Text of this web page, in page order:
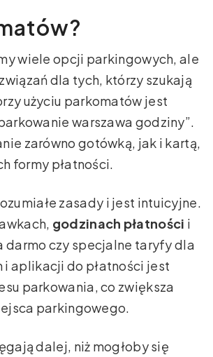
wiele opcji parkingowych, ale
dla tych, którzy szukają
użyciu parkomatów jest
warszawa godziny”.
zarówno gotówką, jak i kartą,
formy płatności.
zasady i jest intuicyjne.
godzinach płatności i
darmo czy specjalne taryfy dla
aplikacji do płatności jest
parkowania, co zwiększa
parkingowego.
dalej, niż mogłoby się